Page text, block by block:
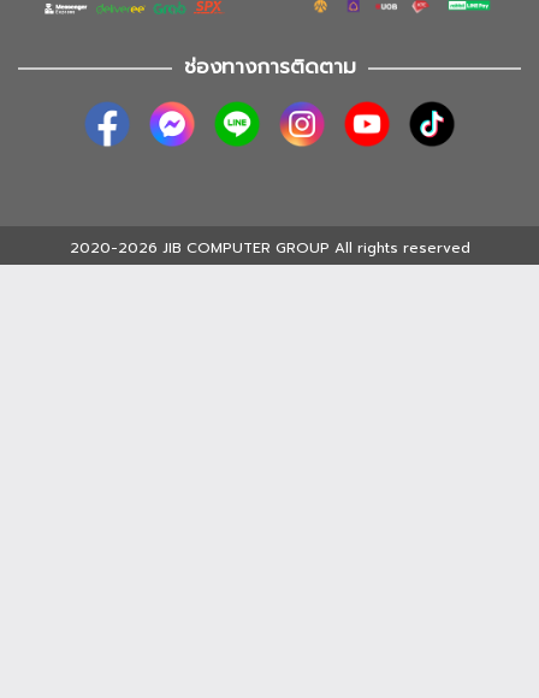
ช่องทางการติดตาม
2020-2026 JIB COMPUTER GROUP All rights reserved